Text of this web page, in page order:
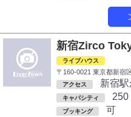
新宿Zirco
ライブハウス
〒160-0021 東京都新宿
アクセス 新宿
キャパシティ 250
ブッキング 可